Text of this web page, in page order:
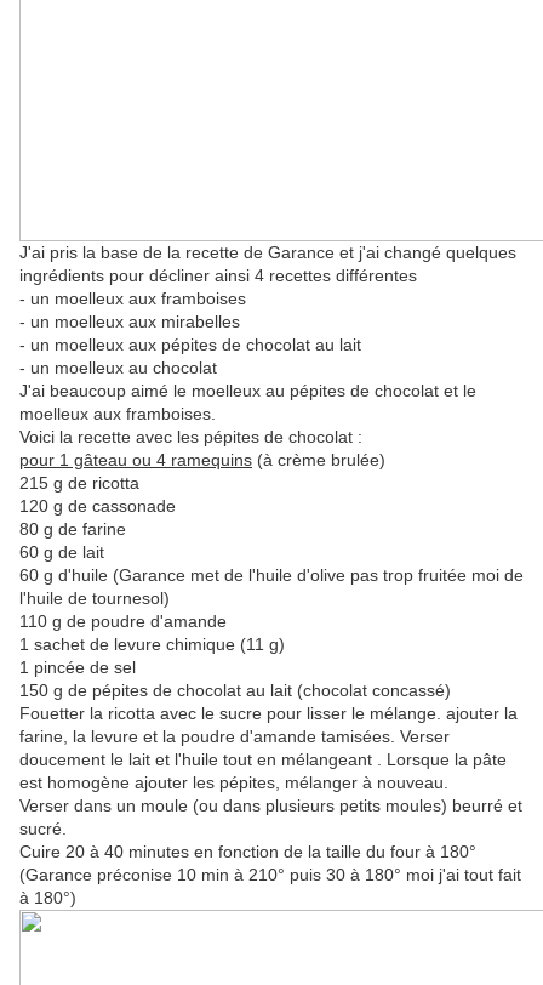
J'ai pris la base de la recette de Garance et j'ai changé quelques
ingrédients pour décliner ainsi 4 recettes différentes
- un moelleux aux framboises
- un moelleux aux mirabelles
- un moelleux aux pépites de chocolat au lait
- un moelleux au chocolat
J'ai beaucoup aimé le moelleux au pépites de chocolat et le
moelleux aux framboises.
Voici la recette avec les pépites de chocolat :
pour 1 gâteau ou 4 ramequins (à crème brulée)
215 g de ricotta
120 g de cassonade
80 g de farine
60 g de lait
60 g d'huile (Garance met de l'huile d'olive pas trop fruitée moi de
l'huile de tournesol)
110 g de poudre d'amande
1 sachet de levure chimique (11 g)
1 pincée de sel
150 g de pépites de chocolat au lait (chocolat concassé)
Fouetter la ricotta avec le sucre pour lisser le mélange. ajouter la
farine, la levure et la poudre d'amande tamisées. Verser
doucement le lait et l'huile tout en mélangeant . Lorsque la pâte
est homogène ajouter les pépites, mélanger à nouveau.
Verser dans un moule (ou dans plusieurs petits moules) beurré et
sucré.
Cuire 20 à 40 minutes en fonction de la taille du four à 180°
(Garance préconise 10 min à 210° puis 30 à 180° moi j'ai tout fait
à 180°)